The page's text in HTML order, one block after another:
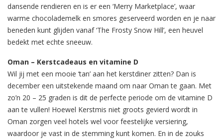
dansende rendieren en is er een ‘Merry Marketplace’, waar
warme chocolademelk en smores geserveerd worden en je naar
beneden kunt glijden vanaf ‘The Frosty Snow Hill’, een heuvel
bedekt met echte sneeuw.
Oman – Kerstcadeaus en vitamine D
Wil jij met een mooie ‘tan’ aan het kerstdiner zitten? Dan is
december een uitstekende maand om naar Oman te gaan. Met
zo’n 20 – 25 graden is dit de perfecte periode om de vitamine D
aan te vullen! Hoewel Kerstmis niet groots gevierd wordt in
Oman zorgen veel hotels wel voor feestelijke versiering,
waardoor je vast in de stemming kunt komen. En in de zouks